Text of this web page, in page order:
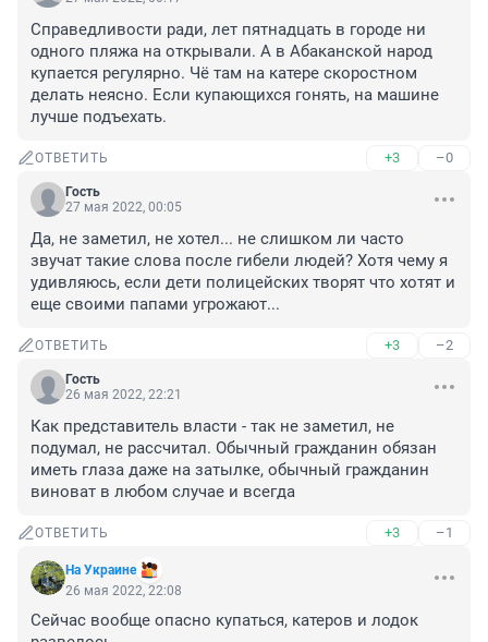
Справедливости ради, лет пятнадцать в городе ни
одного пляжа на открывали. А в Абаканской народ
купается регулярно. Чё там на катере скоростном
делать неясно. Если купающихся гонять, на машине
лучше подъехать.
ОТВЕТИТЬ +3 –0
Гость
27 мая 2022, 00:05
Да, не заметил, не хотел... не слишком ли часто
звучат такие слова после гибели людей? Хотя чему я
удивляюсь, если дети полицейских творят что хотят и
еще своими папами угрожают...
ОТВЕТИТЬ +3 –2
Гость
26 мая 2022, 22:21
Как представитель власти - так не заметил, не
подумал, не рассчитал. Обычный гражданин обязан
иметь глаза даже на затылке, обычный гражданин
виноват в любом случае и всегда
ОТВЕТИТЬ +3 –1
На Украине
26 мая 2022, 22:08
Сейчас вообще опасно купаться, катеров и лодок